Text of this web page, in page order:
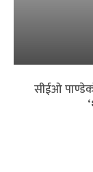
सीईओ